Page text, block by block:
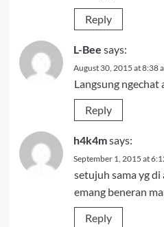
Reply
L-Bee says:
August 30, 2015 at 8:38
Langsung ngechat
Reply
h4k4msays:
September 1, 2015 at
setujuh sama yg di
emang beneran
Reply